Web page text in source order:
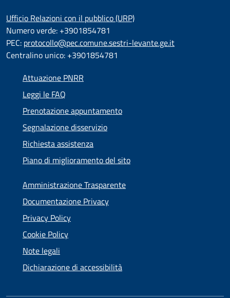
Ufficio Relazioni con il pubblico (URP)
Numero verde: +3901854781
PEC: protocollo@pec.comune.sestri-levante.ge.it
Centralino unico: +3901854781
Attuazione PNRR
Leggi le FAQ
Prenotazione appuntamento
Segnalazione disservizio
Richiesta assistenza
Piano di miglioramento del sito
Amministrazione Trasparente
Documentazione Privacy
Privacy Policy
Cookie Policy
Note legali
Dichiarazione di accessibilità